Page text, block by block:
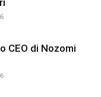
CEO di Nozomi